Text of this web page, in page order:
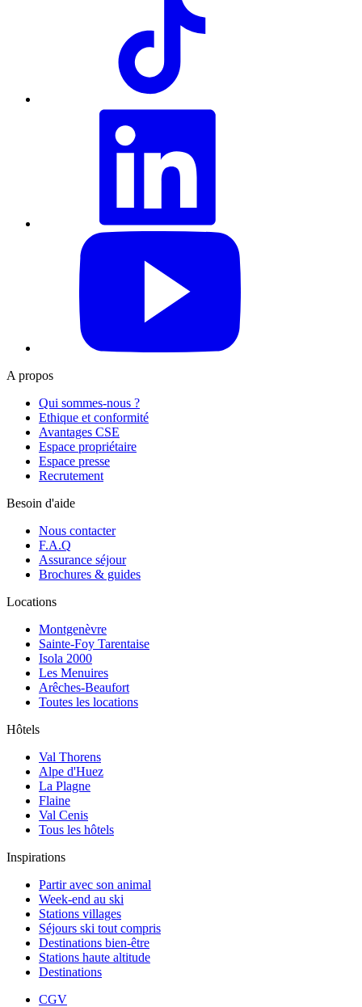
A propos
Qui sommes-nous ?
Ethique et conformité
Avantages CSE
Espace propriétaire
Espace presse
Recrutement
Besoin d'aide
Nous contacter
F.A.Q
Assurance séjour
Brochures & guides
Locations
Montgenèvre
Sainte-Foy Tarentaise
Isola 2000
Les Menuires
Arêches-Beaufort
Toutes les locations
Hôtels
Val Thorens
Alpe d'Huez
La Plagne
Flaine
Val Cenis
Tous les hôtels
Inspirations
Partir avec son animal
Week-end au ski
Stations villages
Séjours ski tout compris
Destinations bien-être
Stations haute altitude
Destinations
CGV